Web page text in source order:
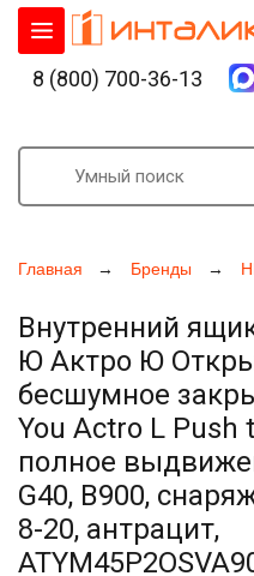
Главная Бренды
Внутренний
Ю Актро Ю
бесшумное
You Actro L Push
полное
G40, B900,
8-20, антрацит,
8 (800) 700-36-13